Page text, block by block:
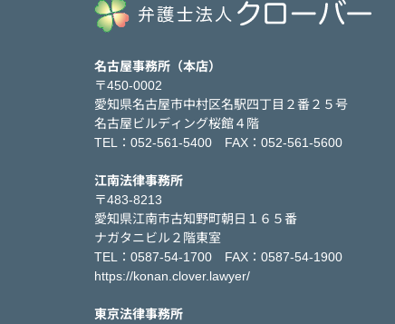
名古屋事務所（本店）
〒450-0002
愛知県名古屋市中村区名駅四丁目２番２５号
名古屋ビルディング桜館４階
TEL：052-561-5400 FAX：052-561-5600
江南法律事務所
〒483-8213
愛知県江南市古知野町朝日１６５番
ナガタニビル２階東室
TEL：0587-54-1700 FAX：0587-54-1900
https://konan.clover.lawyer/
東京法律事務所